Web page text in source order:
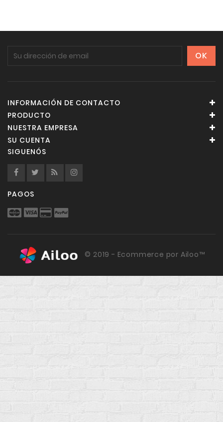
INFORMACIÓN DE CONTACTO
PRODUCTO
NUESTRA EMPRESA
SU CUENTA
SIGUENÓS
PAGOS
© 2019 - Ecommerce por Ailoo™